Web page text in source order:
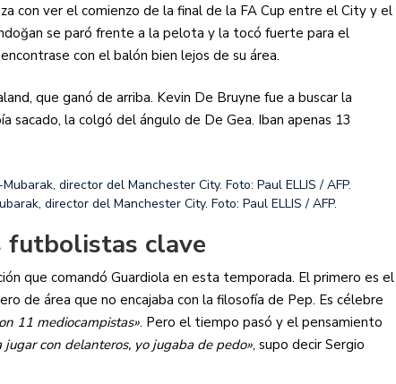
con ver el comienzo de la final de la FA Cup entre el City y el
se paró frente a la pelota y la tocó fuerte para el
con el balón bien lejos de su área.
que ganó de arriba. Kevin De Bruyne fue a buscar la
sacado, la colgó del ángulo de De Gea. Iban apenas 13
director del Manchester City. Foto: Paul ELLIS / AFP.
futbolistas clave
que comandó Guardiola en esta temporada. El primero es el
de área que no encajaba con la filosofía de Pep. Es célebre
11 mediocampistas». Pero el tiempo pasó y el pensamiento
jugar con delanteros, yo jugaba de pedo», supo decir Sergio